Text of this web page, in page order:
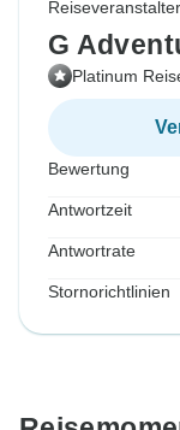
Reiseveranstalter
G
Platinum
Bewertung
Antwortzeit
Antwortrate
Stornorichtlinien